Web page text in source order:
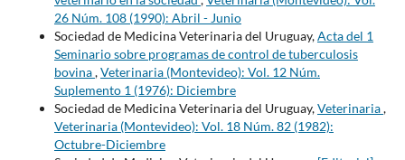
26 Núm. 108 (1990): Abril - Junio
Sociedad de Medicina Veterinaria del Uruguay,Acta del 1
Seminario sobre programas de control de tuberculosis
bovina,Veterinaria (Montevideo): Vol. 12 Núm.
Suplemento 1 (1976): Diciembre
Sociedad de Medicina Veterinaria del Uruguay,Veterinaria,
Veterinaria (Montevideo): Vol. 18 Núm. 82 (1982):
Octubre-Diciembre